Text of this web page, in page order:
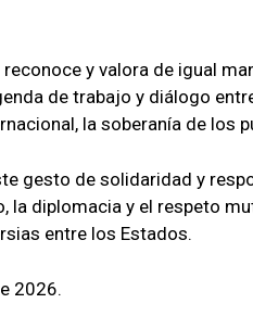
reconoce y valora de igual
de trabajo y diálogo
la soberanía de los
gesto de solidaridad y
la diplomacia y el respeto
entre los Estados.
2026.